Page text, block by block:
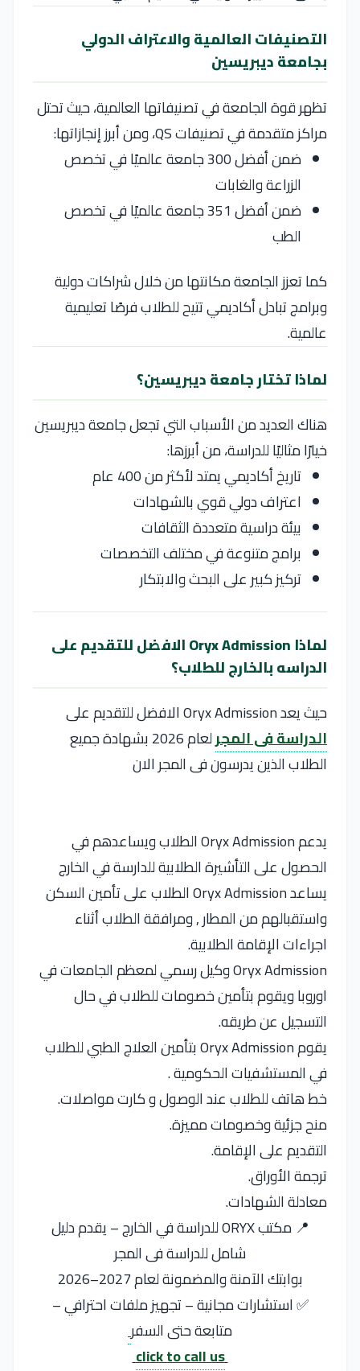
التصنيفات العالمية والاعتراف الدولي
بجامعة ديبريسين
تظهر قوة الجامعة في تصنيفاتها العالمية، حيث تحتل
مراكز متقدمة في تصنيفاتQS، ومن أبرز إنجازاتها:
ضمن أفضل 300 جامعة عالميًا في تخصص
الزراعة والغابات
ضمن أفضل 351 جامعة عالميًا في تخصص
الطب
كما تعزز الجامعة مكانتها من خلال شراكات دولية
وبرامج تبادل أكاديمي تتيح للطلاب فرصًا تعليمية
عالمية.
لماذا تختار جامعة ديبريسين؟
هناك العديد من الأسباب التي تجعلجامعة ديبريسين
خيارًا مثاليًا للدراسة، من أبرزها:
تاريخ أكاديمي يمتد لأكثر من 400 عام
اعتراف دولي قوي بالشهادات
بيئة دراسية متعددة الثقافات
برامج متنوعة في مختلف التخصصات
تركيز كبير على البحث والابتكار
لماذا Oryx Admission الافضل للتقديم على
الدراسه بالخارج للطلاب؟
حيث يعد Oryx Admission الافضل للتقديم على
الدراسة فى المجر
لعام 2026 بشهادة جميع
الطلاب الذين يدرسون فى المجر الان
يدعم Oryx Admission الطلاب ويساعدهم في
الحصول على التأشيرة الطلابية للدارسة في الخارج
يساعد Oryx Admission الطلاب على تأمين السكن
واستقبالهم من المطار , ومرافقة الطلاب أثناء
اجراءات الإقامة الطلابية.
Oryx Admission وكيل رسمي لمعظم الجامعات في
اوروبا ويقوم بتأمين خصومات للطلاب في حال
التسجيل عن طريقه.
يقوم Oryx Admission بتأمين العلاج الطبي للطلاب
في المستشفيات الحكومية .
خط هاتف للطلاب عند الوصول و كارت مواصلات.
منح جزئية وخصومات مميزة.
التقديم على الإقامة.
ترجمة الأوراق.
معادلة الشهادات.
📍 مكتب ORYX للدراسة في الخارج – يقدم دليل
شامل للدراسة فى المجر
بوابتك الآمنة والمضمونة لعام 2027–2026
✅ استشارات مجانية – تجهيز ملفات احترافي –
متابعة حتى السفر
click to call us